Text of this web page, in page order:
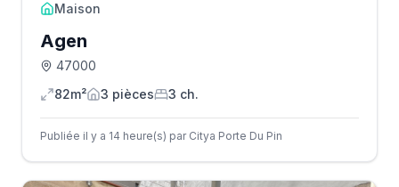
Maison
Agen
47000
82m²
3 pièces 3 ch.
Publiée il y a 14 heure(s) par Citya Porte Du Pin